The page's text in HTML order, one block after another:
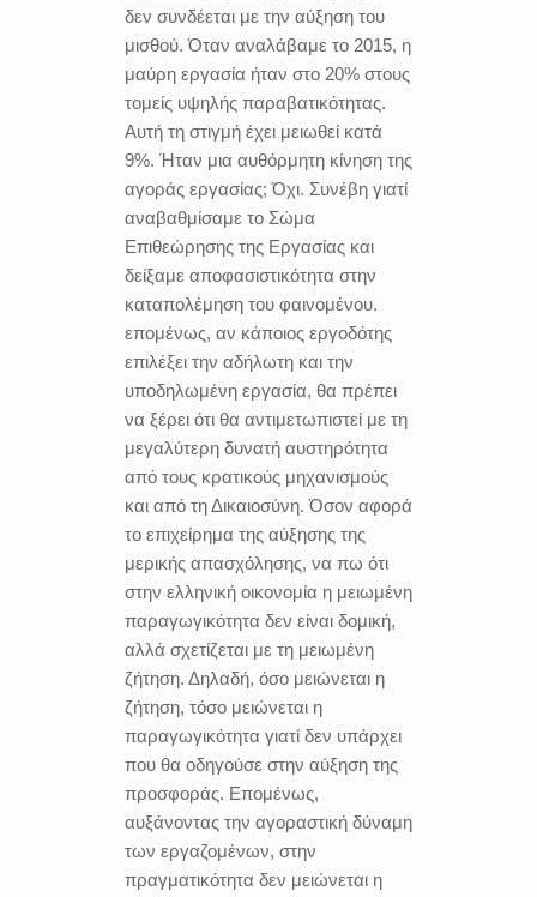
δεν συνδέεται με την αύξηση του
μισθού. Όταν αναλάβαμε το 2015, η
μαύρη εργασία ήταν στο 20% στους
τομείς υψηλής παραβατικότητας.
Αυτή τη στιγμή έχει μειωθεί κατά
9%. Ήταν μια αυθόρμητη κίνηση της
αγοράς εργασίας; Όχι. Συνέβη γιατί
αναβαθμίσαμε το Σώμα
Επιθεώρησης της Εργασίας και
δείξαμε αποφασιστικότητα στην
καταπολέμηση του φαινομένου.
επομένως, αν κάποιος εργοδότης
επιλέξει την αδήλωτη και την
υποδηλωμένη εργασία, θα πρέπει
να ξέρει ότι θα αντιμετωπιστεί με τη
μεγαλύτερη δυνατή αυστηρότητα
από τους κρατικούς μηχανισμούς
και από τη Δικαιοσύνη. Όσον αφορά
το επιχείρημα της αύξησης της
μερικής απασχόλησης, να πω ότι
στην ελληνική οικονομία η μειωμένη
παραγωγικότητα δεν είναι δομική,
αλλά σχετίζεται με τη μειωμένη
ζήτηση. Δηλαδή, όσο μειώνεται η
ζήτηση, τόσο μειώνεται η
παραγωγικότητα γιατί δεν υπάρχει
που θα οδηγούσε στην αύξηση της
προσφοράς. Επομένως,
αυξάνοντας την αγοραστική δύναμη
των εργαζομένων, στην
πραγματικότητα δεν μειώνεται η